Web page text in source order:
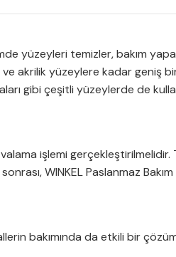
yüzeyleri temizler, bakım
akrilik yüzeylere kadar geniş
gibi çeşitli yüzeylerde de
işlemi
WINKEL Paslanmaz
bakımında da etkili bir